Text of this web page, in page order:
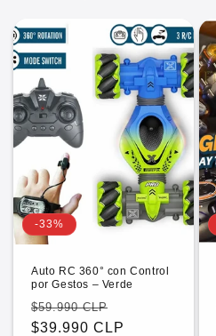
c
c
i
ó
n
:
-33%
Auto RC 360° con Control
por Gestos – Verde
Precio
habitual
$59.990 CLP
de
$39.990 CLP